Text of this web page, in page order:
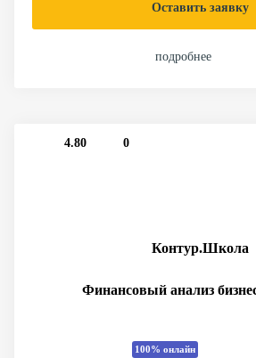
Оставить заявку
подробнее
4.80 0
Контур.Школа
Финансовый анализ
100% онлайн